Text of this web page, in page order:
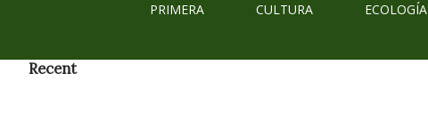
PRIMERA CULTURA ECOLOGÍA
Recent